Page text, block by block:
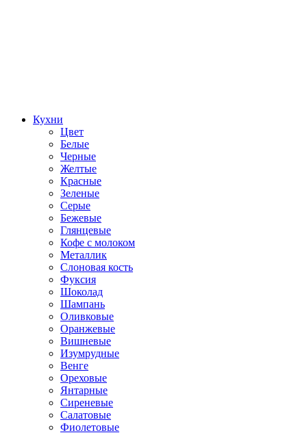
Кухни
Цвет
Белые
Черные
Желтые
Красные
Зеленые
Серые
Бежевые
Глянцевые
Кофе с молоком
Металлик
Слоновая кость
Фуксия
Шоколад
Шампань
Оливковые
Оранжевые
Вишневые
Изумрудные
Венге
Ореховые
Янтарные
Сиреневые
Салатовые
Фиолетовые